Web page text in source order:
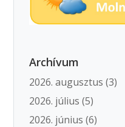
Archívum
2026. augusztus (3)
2026. július (5)
2026. június (6)